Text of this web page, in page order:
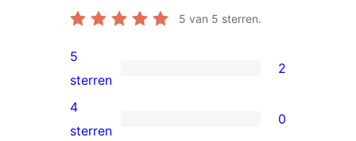
5 van 5 sterren.
2
5
sterren
5
sterren
2
0
4
sterren
0